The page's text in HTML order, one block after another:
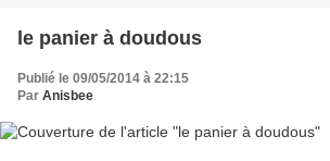
le panier à doudous
Publié le 09/05/2014 à 22:15
Par Anisbee